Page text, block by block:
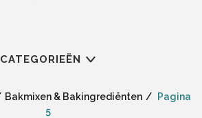
CATEGORIEËN
Bakmixen & Bakingrediënten
Pagina
5